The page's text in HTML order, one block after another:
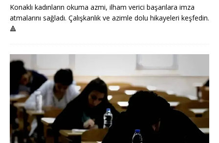
Konaklı kadınların okuma azmi, ilham verici başarılara imza
atmalarını sağladı. Çalışkanlık ve azimle dolu hikayeleri keşfedin.
🔺